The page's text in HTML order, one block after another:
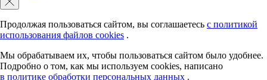
Продолжая пользоваться сайтом, вы соглашаетесь с политикой
использования файлов cookies .
Мы обрабатываем их, чтобы пользоваться сайтом было удобнее.
Подробно о том, как мы используем cookies, написано
в политике обработки персональных данных .